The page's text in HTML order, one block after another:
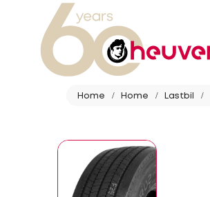
Home Home Lastbil